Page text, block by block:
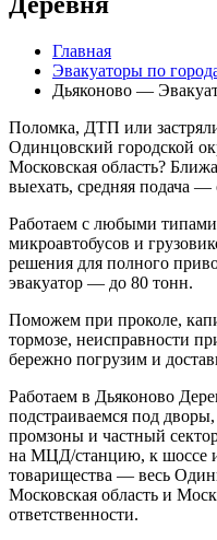
Главная
Эвакуаторы по
Дьяконово —
Поломка, ДТП или
Одинцовский городской
Московская область?
выехать, средняя подача —
Работаем с любыми
микроавтобусов и
решения для полного
эвакуатор — до 80 тонн.
Поможем при проколе,
тормозе, неисправности
бережно погрузим и
Работаем в Дьяконово
подстраиваемся под
промзоны и частный
на МЦД/станцию, к шоссе
товарищества — весь
Московская область и
ответственности.